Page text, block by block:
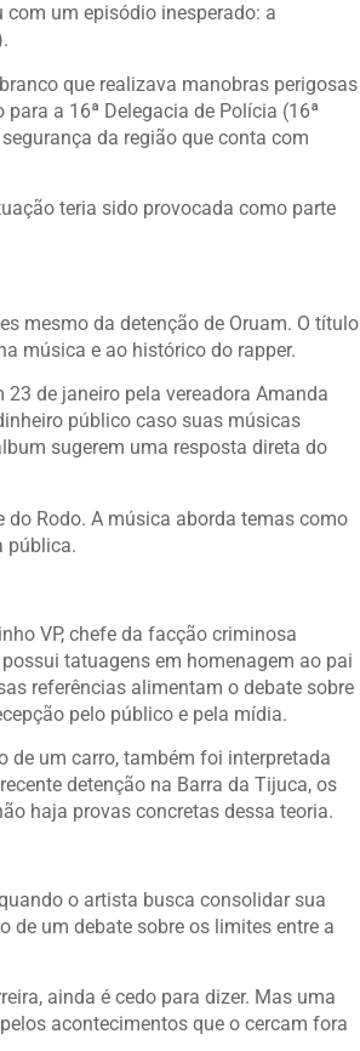
um episódio inesperado: a
que realizava manobras perigosas
a 16ª Delegacia de Polícia (16ª
da região que conta com
teria sido provocada como parte
mesmo da detenção de Oruam. O título
música e ao histórico do rapper.
de janeiro pela vereadora Amanda
público caso suas músicas
sugerem uma resposta direta do
do Rodo. A música aborda temas como
pública.
VP, chefe da facção criminosa
tatuagens em homenagem ao pai
referências alimentam o debate sobre
pelo público e pela mídia.
de um carro, também foi interpretada
detenção na Barra da Tijuca, os
haja provas concretas dessa teoria.
o artista busca consolidar sua
de um debate sobre os limites entre a
ainda é cedo para dizer. Mas uma
acontecimentos que o cercam fora